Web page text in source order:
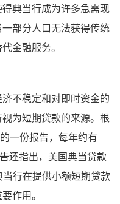
典当行成为许多急需现
部分人口无法获得传统
金融服务。
不稳定和对即时资金的
为短期贷款的来源。根
一份报告，每年约有
还指出，美国典当贷款
行在提供小额短期贷款
作用。